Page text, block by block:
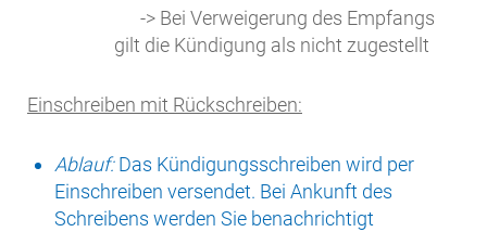
-> Bei Verweigerung des Empfangs
gilt die Kündigung als nicht zugestellt
Einschreiben mit Rückschreiben:
Ablauf:Das Kündigungsschreiben wird per
Einschreiben versendet. Bei Ankunft des
Schreibens werden Sie benachrichtigt